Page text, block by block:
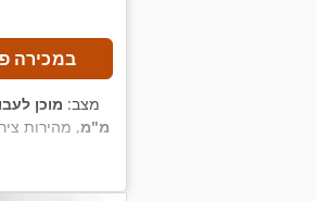
במכירה
מצב: מוכן
450 מ"מ, מהירות